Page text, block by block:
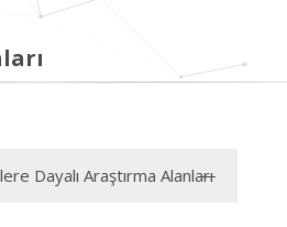
Dayalı Araştırma Alanları